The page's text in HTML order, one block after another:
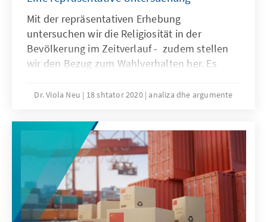
Mit der repräsentativen Erhebung
untersuchen wir die Religiosität in der
Bevölkerung im Zeitverlauf - zudem stellen
wir den Bezug zum Wahlverhalten her. Es
Kirchengängern in der Bevölkerung rückläufig
Dr. Viola Neu 18 shtator 2020 analiza dhe argumente